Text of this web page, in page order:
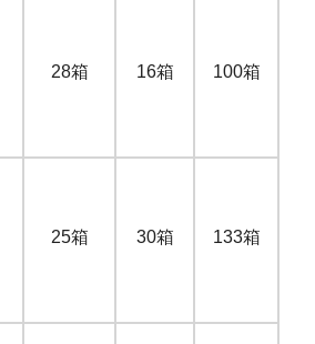
28箱 16箱 100箱
25箱 30箱 133箱